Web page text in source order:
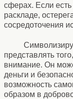
сферах. Если есть
раскладе,
сосредоточения
представлять
внимание. Он
деньги и
возможность
образом в